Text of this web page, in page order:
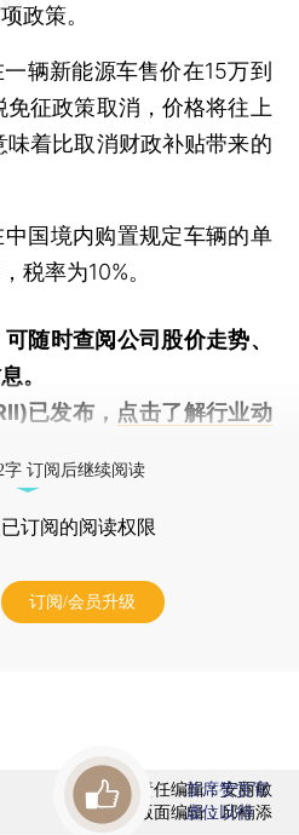
政策。
新能源车售价在15万到
征政策取消，价格将往上
味着比取消财政补贴带来的
国境内购置规定车辆的单
税率为10%。
可随时查阅公司股价走势、
。
已发布， 点击了解行业动
字 订阅后继续阅读
订阅的阅读权限
订阅/会员升级
责任编辑：安丽敏
版面编辑：邱楠添
首席赞赏官
虚位以待